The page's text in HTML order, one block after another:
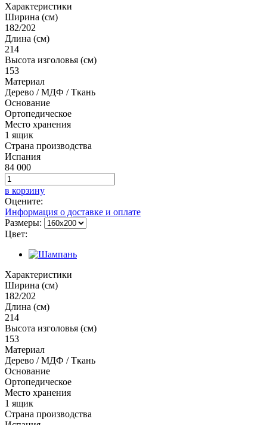
Характеристики
Ширина (см)
182/202
Длина (см)
214
Высота изголовья (см)
153
Материал
Дерево / МДФ / Ткань
Основание
Ортопедическое
Место хранения
1 ящик
Страна производства
Испания
84 000
в корзину
Оцените:
Информация о доставке и оплате
Размеры:
Цвет:
Характеристики
Ширина (см)
182/202
Длина (см)
214
Высота изголовья (см)
153
Материал
Дерево / МДФ / Ткань
Основание
Ортопедическое
Место хранения
1 ящик
Страна производства